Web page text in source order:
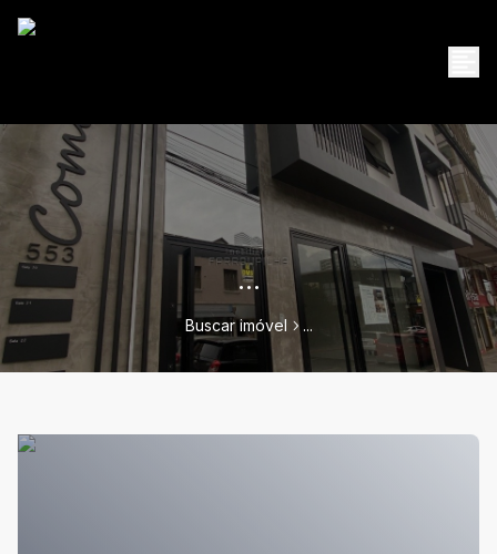
...
Buscar imóvel ...